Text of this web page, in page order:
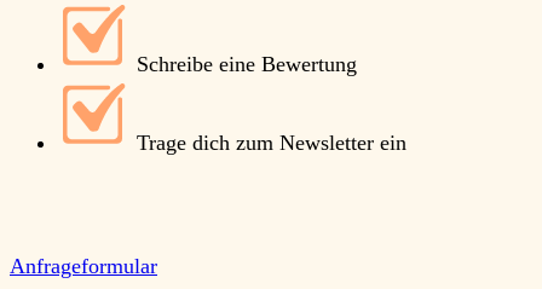
Schreibe eine Bewertung
Trage dich zum Newsletter ein
Anfrageformular